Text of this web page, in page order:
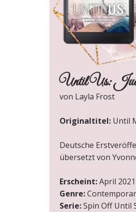
Until Us:
von Layla Frost
Originaltitel: Until
Deutsche
übersetzt von
Erscheint:April 2021
Genre:
Serie:Spin Off Until